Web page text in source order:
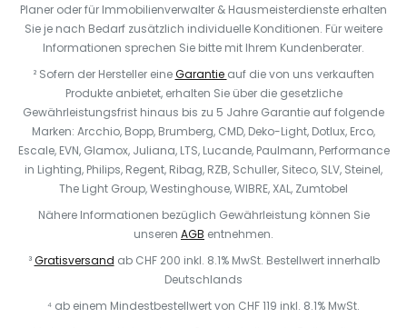
Planer oder für Immobilienverwalter & Hausmeisterdienste erhalten
Sie je nach Bedarf zusätzlich individuelle Konditionen. Für weitere
Informationen sprechen Sie bitte mit Ihrem Kundenberater.
² Sofern der Hersteller eineGarantie auf die von uns verkauften
Produkte anbietet, erhalten Sie über die gesetzliche
Gewährleistungsfrist hinaus bis zu 5 Jahre Garantie auf folgende
Marken: Arcchio, Bopp, Brumberg, CMD, Deko-Light, Dotlux, Erco,
Escale, EVN, Glamox, Juliana, LTS, Lucande, Paulmann, Performance
in Lighting, Philips, Regent, Ribag, RZB, Schuller, Siteco, SLV, Steinel,
The Light Group, Westinghouse, WIBRE, XAL, Zumtobel
Nähere Informationen bezüglich Gewährleistung können Sie
unseren AGB entnehmen.
³Gratisversand ab CHF 200 inkl. 8.1% MwSt. Bestellwert innerhalb
Deutschlands
⁴ ab einem Mindestbestellwert von CHF 119 inkl. 8.1% MwSt.